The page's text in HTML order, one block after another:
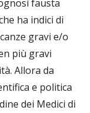
fausta
ha indici di
gravi e/o
più gravi
Allora da
e politica
dei Medici di